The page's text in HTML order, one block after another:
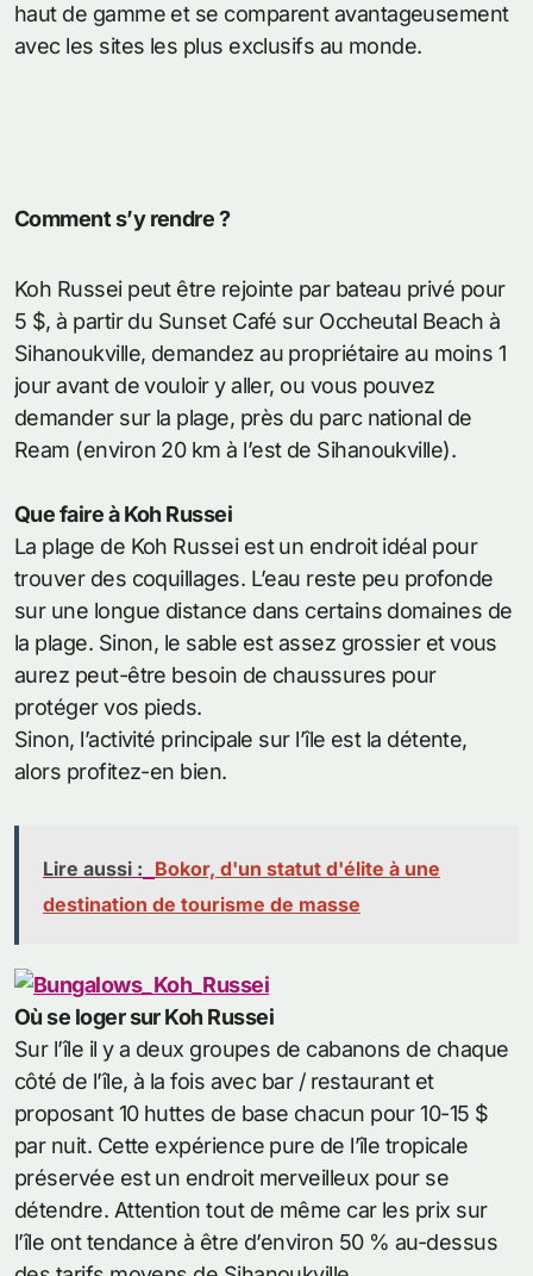
haut de gamme et se comparent avantageusement
avec les sites les plus exclusifs au monde.
Comment s’y rendre ?
Koh Russei peut être rejointe par bateau privé pour
5 $, à partir du Sunset Café sur Occheutal Beach à
Sihanoukville, demandez au propriétaire au moins 1
jour avant de vouloir y aller, ou vous pouvez
demander sur la plage, près du parc national de
Ream (environ 20 km à l’est de Sihanoukville).
Que faire à Koh Russei
La plage de Koh Russei est un endroit idéal pour
trouver des coquillages. L’eau reste peu profonde
sur une longue distance dans certains domaines de
la plage. Sinon, le sable est assez grossier et vous
aurez peut-être besoin de chaussures pour
protéger vos pieds.
Sinon, l’activité principale sur l’île est la détente,
alors profitez-en bien.
Lire aussi : Bokor, d'un statut d'élite à une
destination de tourisme de masse
Où se loger sur Koh Russei
Sur l’île il y a deux groupes de cabanons de chaque
côté de l’île, à la fois avec bar / restaurant et
proposant 10 huttes de base chacun pour 10-15 $
par nuit. Cette expérience pure de l’île tropicale
préservée est un endroit merveilleux pour se
détendre. Attention tout de même car les prix ​​sur
l’île ont tendance à être d’environ 50 % au-dessus